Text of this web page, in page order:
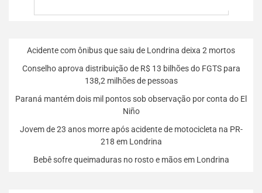
Acidente com ônibus que saiu de Londrina deixa 2 mortos
Conselho aprova distribuição de R$ 13 bilhões do FGTS para
138,2 milhões de pessoas
Paraná mantém dois mil pontos sob observação por conta do El
Niño
Jovem de 23 anos morre após acidente de motocicleta na PR-
218 em Londrina
Bebê sofre queimaduras no rosto e mãos em Londrina